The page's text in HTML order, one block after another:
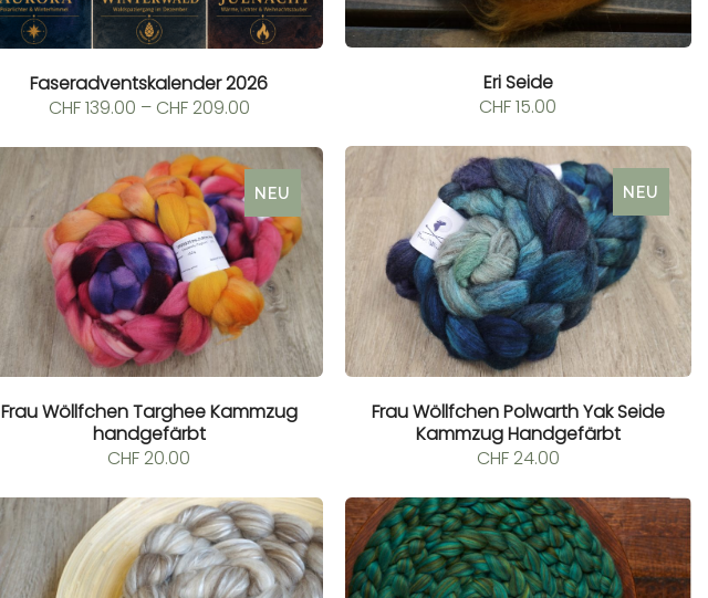
Eri Seide
CHF15.00
Faseradventskalender 2026
CHF139.00 – CHF209.00Preisspanne:
bis
CHF 209.00
NEU
Frau Wöllfchen Polwarth Yak Seide
Kammzug Handgefärbt
CHF24.00
NEU
Frau Wöllfchen Targhee Kammzug
handgefärbt
CHF 20.00